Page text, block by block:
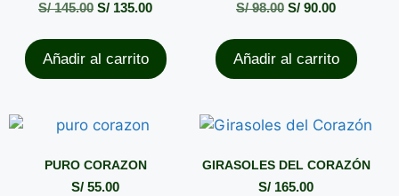
S/145.00 S/ 135.00
Añadir al carrito
S/98.00 S/ 90.00
Añadir al carrito
PURO CORAZON
S/ 55.00
GIRASOLES DEL CORAZÓN
S/ 165.00